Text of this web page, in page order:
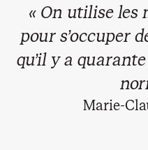
« On utilise les
pour s’occuper
qu’il y a
Marie-